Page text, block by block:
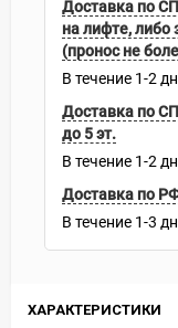
ХАРАКТЕРИСТИКИ
Доставка по
на лифте, либо
(пронос не
В течение 1-2
Доставка по
до 5 эт.
В течение 1-2
Доставка по
В течение 1-3